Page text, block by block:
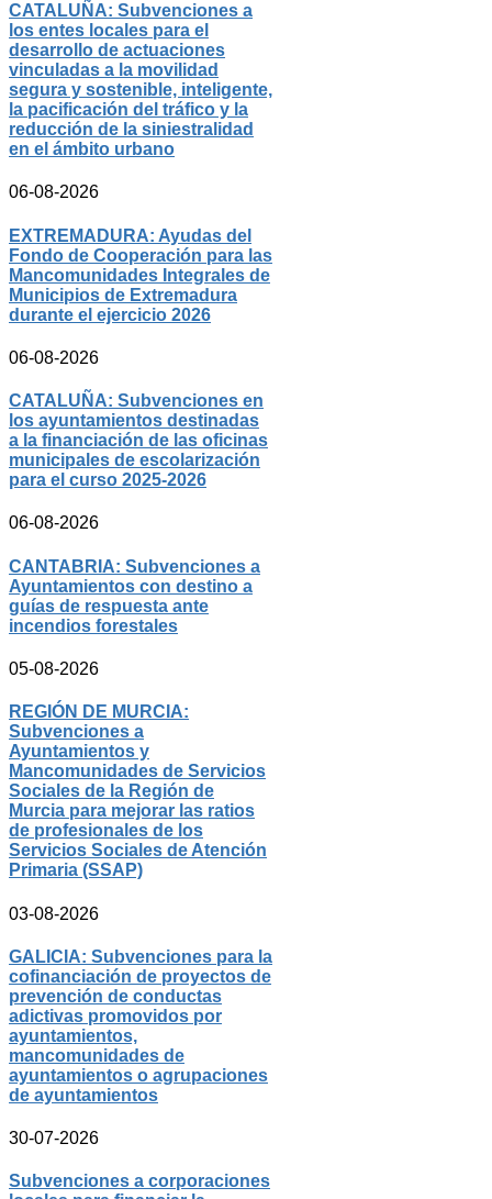
CATALUÑA: Subvenciones a
los entes locales para el
desarrollo de actuaciones
vinculadas a la movilidad
segura y sostenible, inteligente,
la pacificación del tráfico y la
reducción de la siniestralidad
en el ámbito urbano
06-08-2026
EXTREMADURA: Ayudas del
Fondo de Cooperación para las
Mancomunidades Integrales de
Municipios de Extremadura
durante el ejercicio 2026
06-08-2026
CATALUÑA: Subvenciones en
los ayuntamientos destinadas
a la financiación de las oficinas
municipales de escolarización
para el curso 2025-2026
06-08-2026
CANTABRIA: Subvenciones a
Ayuntamientos con destino a
guías de respuesta ante
incendios forestales
05-08-2026
REGIÓN DE MURCIA:
Subvenciones a
Ayuntamientos y
Mancomunidades de Servicios
Sociales de la Región de
Murcia para mejorar las ratios
de profesionales de los
Servicios Sociales de Atención
Primaria (SSAP)
03-08-2026
GALICIA: Subvenciones para la
cofinanciación de proyectos de
prevención de conductas
adictivas promovidos por
ayuntamientos,
mancomunidades de
ayuntamientos o agrupaciones
de ayuntamientos
30-07-2026
Subvenciones a corporaciones